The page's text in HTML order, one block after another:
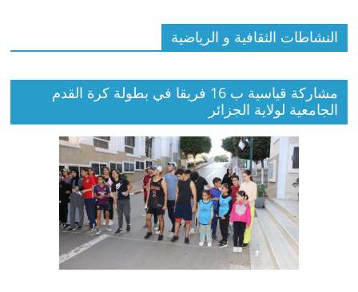
النشاطات الثقافية و الرياضية
مشاركة قياسية ب 16 فريقا في بطولة كرة القدم
الجامعية لولاية الجزائر